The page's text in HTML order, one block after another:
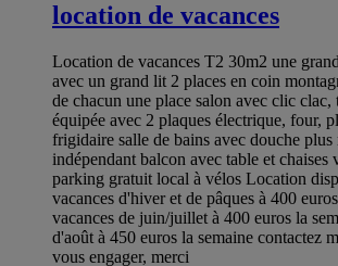
location de vacances
Location de vacances T2 30m2 une
avec un grand lit 2 places en coin
de chacun une place salon avec clic
équipée avec 2 plaques électrique, four,
frigidaire salle de bains avec douche
indépendant balcon avec table et chaises
parking gratuit local à vélos Location
vacances d'hiver et de pâques à 400
vacances de juin/juillet à 400 euros la
d'août à 450 euros la semaine contactez
vous engager, merci